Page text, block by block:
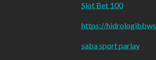
Slot Bet 100
https://
saba sport parlay